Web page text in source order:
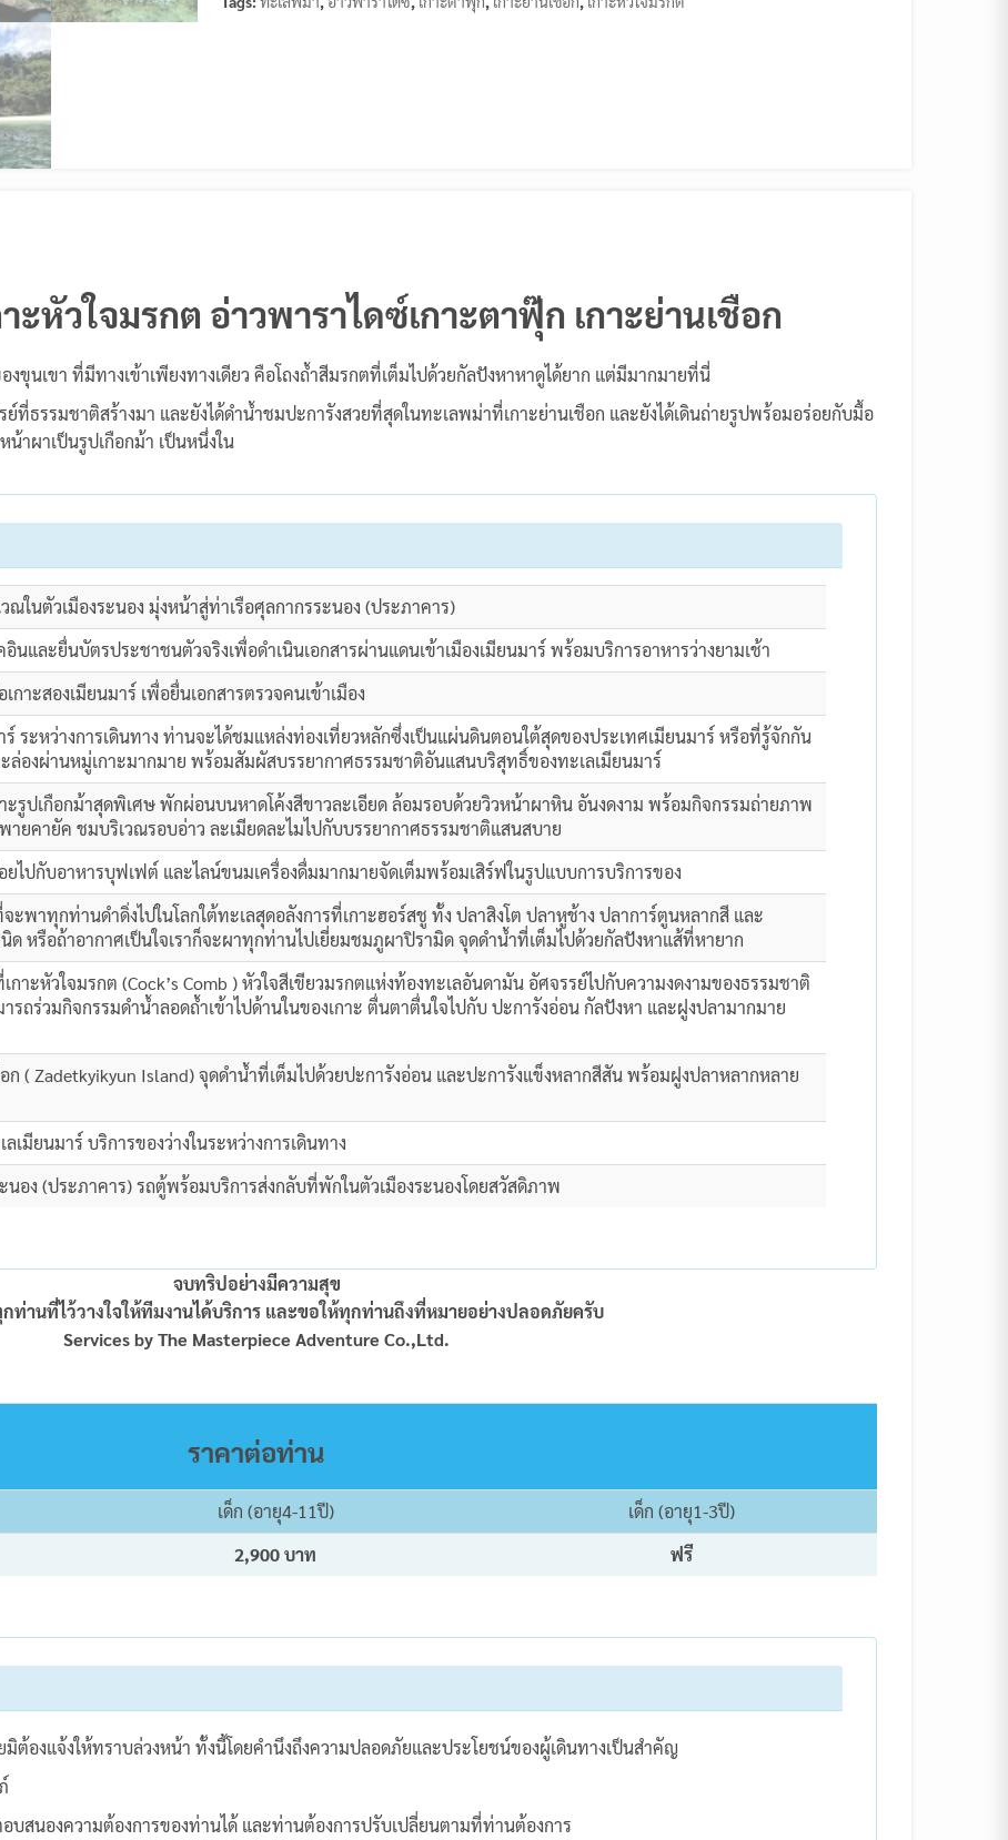
ะหัวใจมรกต อ่าวพาราไดซ์เกาะตาฟุ๊ก เกาะย่านเชือก
ขุนเขา ที่มีทางเข้าเพียงทางเดียว คือโถงถ้ำสีมรกตที่เต็มไปด้วยกัลปังหาหาดูได้ยาก แต่มีมากมายที่นี่
ธรรมชาติสร้างมา และยังได้ดำน้ำชมปะการังสวยที่สุดในทะเลพม่าที่เกาะย่านเชือก และยังได้เดินถ่ายรูปพร้อมอร่อยกับมื้อ
าผาเป็นรูปเกือกม้า เป็นหนึ่งใน
ในตัวเมืองระนอง มุ่งหน้าสู่ท่าเรือศุลกากรระนอง (ประภาคาร)
นและยื่นบัตรประชาชนตัวจริงเพื่อดำเนินเอกสารผ่านแดนเข้าเมืองเมียนมาร์ พร้อมบริการอาหารว่างยามเช้า
กาะสองเมียนมาร์ เพื่อยื่นเอกสารตรวจคนเข้าเมือง
ร์ ระหว่างการเดินทาง ท่านจะได้ชมแหล่งท่องเที่ยวหลักซึ่งเป็นแผ่นดินตอนใต้สุดของประเทศเมียนมาร์ หรือที่รู้จักกัน
ล่องผ่านหมู่เกาะมากมาย พร้อมสัมผัสบรรยากาศธรรมชาติอันแสนบริสุทธิ์ของทะเลเมียนมาร์
าะรูปเกือกม้าสุดพิเศษ พักผ่อนบนหาดโค้งสีขาวละเอียด ล้อมรอบด้วยวิวหน้าผาหิน อันงดงาม พร้อมกิจกรรมถ่ายภาพ
ยคายัค ชมบริเวณรอบอ่าว ละเมียดละไมไปกับบรรยากาศธรรมชาติแสนสบาย
ยไปกับอาหารบุฟเฟต์ และไลน์ขนมเครื่องดื่มมากมายจัดเต็มพร้อมเสิร์ฟในรูปแบบการบริการของ
ะพาทุกท่านดำดิ่งไปในโลกใต้ทะเลสุดอลังการที่เกาะฮอร์สชู ทั้ง ปลาสิงโต ปลาหูช้าง ปลาการ์ตูนหลากสี และ
หรือถ้าอากาศเป็นใจเราก็จะผาทุกท่านไปเยี่ยมชมภูผาปิรามิด จุดดำน้ำที่เต็มไปด้วยกัลปังหาแส้ที่หายาก
าะหัวใจมรกต (Cock’s Comb ) หัวใจสีเขียวมรกตแห่งท้องทะเลอันดามัน อัศจรรย์ไปกับความงดงามของธรรมชาติ
ถร่วมกิจกรรมดำน้ำลอดถ้ำเข้าไปด้านในของเกาะ ตื่นตาตื่นใจไปกับ ปะการังอ่อน กัลปังหา และฝูงปลามากมาย
ก ( Zadetkyikyun Island) จุดดำน้ำที่เต็มไปด้วยปะการังอ่อน และปะการังแข็งหลากสีสัน พร้อมฝูงปลาหลากหลาย
เมียนมาร์ บริการของว่างในระหว่างการเดินทาง
นอง (ประภาคาร) รถตู้พร้อมบริการส่งกลับที่พักในตัวเมืองระนองโดยสวัสดิภาพ
จบทริปอย่างมีความสุข
านที่ไว้วางใจให้ทีมงานได้บริการ และขอให้ทุกท่านถึงที่หมายอย่างปลอดภัยครับ
Services by The Masterpiece Adventure Co.,Ltd.
ราคาต่อท่าน
เด็ก (อายุ4-11ปี)
เด็ก (อายุ1-3ปี)
2,900 บาท ฟรี
มิต้องแจ้งให้ทราบล่วงหน้า ทั้งนี้โดยคำนึงถึงความปลอดภัยและประโยชน์ของผู้เดินทางเป็นสำคัญ
บสนองความต้องการของท่านได้ และท่านต้องการปรับเปลี่ยนตามที่ท่านต้องการ